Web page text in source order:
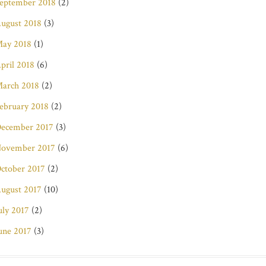
2018 (2)
2018 (3)
2018 (1)
2018 (6)
2018 (2)
2018 (2)
2017 (3)
2017 (6)
2017 (2)
2017 (10)
2017 (2)
2017 (3)